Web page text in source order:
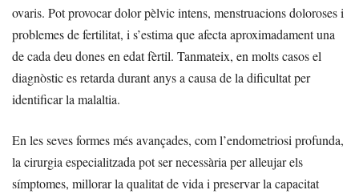
ovaris. Pot provocar dolor pèlvic intens, menstruacions doloroses i
problemes de fertilitat, i s’estima que afecta aproximadament una
de cada deu dones en edat fèrtil. Tanmateix, en molts casos el
diagnòstic es retarda durant anys a causa de la dificultat per
identificar la malaltia.
En les seves formes més avançades, com l’endometriosi profunda,
la cirurgia especialitzada pot ser necessària per alleujar els
símptomes, millorar la qualitat de vida i preservar la capacitat